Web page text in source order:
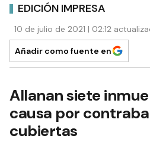
EDICIÓN IMPRESA
10 de julio de 2021 | 02:12
Añadir como fuente en
Allanan siete
causa por
cubiertas